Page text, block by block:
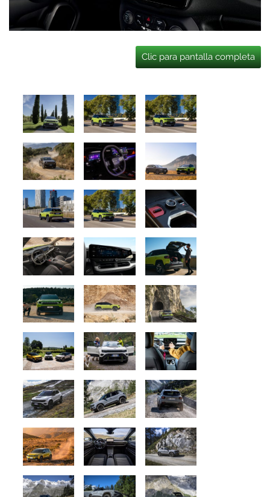
Clic para pantalla completa